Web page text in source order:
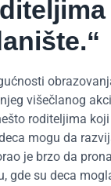
višečlanog
roditeljima
mogu da
je brzo da
su deca